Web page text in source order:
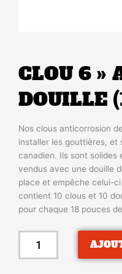
CLOU 6 »
DOUILLE
Nos clous anticorrosion
installer les gouttières, et
canadien. Ils sont solides
vendus avec une douille
place et empêche celui-
contient 10 clous et 10
pour chaque 18 pouces